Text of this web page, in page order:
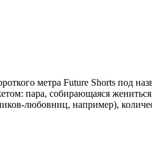
метра Future Shorts под
пара, собирающаяся
любовниц, например),